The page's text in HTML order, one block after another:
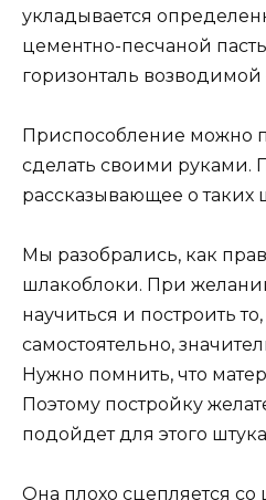
укладывается
цементно-песчаной
горизонталь возводимой
Приспособление можно
сделать своими руками.
рассказывающее о таких
Мы разобрались, как
шлакоблоки. При
научиться и построить
самостоятельно,
Нужно помнить, что
Поэтому постройку
подойдет для этого
Она плохо сцепляется со